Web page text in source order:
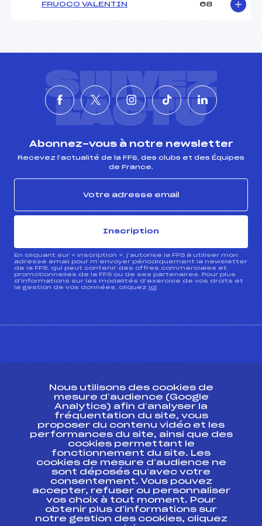
FRUOCO VALENTIN 68
SUIVEZ
L'ACTU
Abonnez-vous à notre newsletter
Recevez l’actualité de la FFS, des clubs et des Équipes
de France.
Inscription
En cliquant sur « inscription », j’autorise la FFS à utiliser mon
adresse email pour m’envoyer périodiquement la newsletter
de la FFS, qui peut contenir des offres commerciales et
promotionnelles de la FFS ou de ses partenaires. Pour plus
d’informations sur les modalités d’exercice de vos droits et
la gestion de vos données, cliquez ici
Ressources
Pass’Neige
Projet sportif fédéral
Projet de performance fédéral
Antidopage
Pôle Développement, Formation, Suivi
Scientifique
Listes ministérielles
Pôle vie de l’athlète
Nous utilisons des cookies de
mesure d’audience (Google
Analytics) afin d’analyser la
fréquentation du site, vous
proposer du contenu vidéo et les
performances du site, ainsi que des
cookies permettant le
fonctionnement du site. Les
cookies de mesure d’audience ne
sont déposés qu’avec votre
consentement. Vous pouvez
accepter, refuser ou personnaliser
vos choix à tout moment. Pour
obtenir plus d'informations sur
notre gestion des cookies, cliquez